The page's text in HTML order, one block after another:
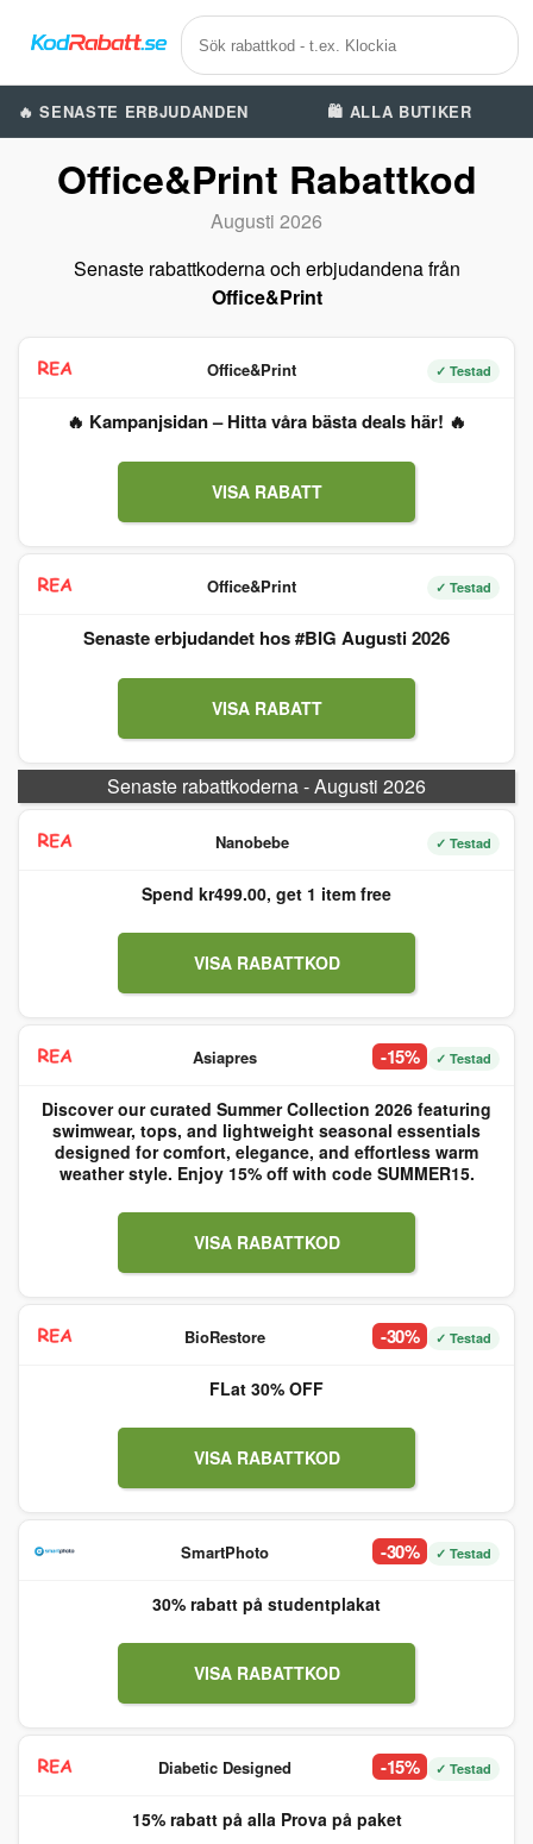
🔥 SENASTE ERBJUDANDEN 🛍️ ALLA BUTIKER
Office&Print Rabattkod
Augusti 2026
Senaste rabattkoderna och erbjudandena från
Office&Print
Office&Print ✓ Testad
🔥 Kampanjsidan – Hitta våra bästa deals här! 🔥
VISA RABATT
Office&Print ✓ Testad
Senaste erbjudandet hos #BIG Augusti 2026
VISA RABATT
Senaste rabattkoderna - Augusti 2026
Nanobebe ✓ Testad
Spend kr499.00, get 1 item free
VISA RABATTKOD
Asiapres -15% ✓ Testad
Discover our curated Summer Collection 2026 featuring
swimwear, tops, and lightweight seasonal essentials
designed for comfort, elegance, and effortless warm
weather style. Enjoy 15% off with code SUMMER15.
VISA RABATTKOD
BioRestore -30% ✓ Testad
FLat 30% OFF
VISA RABATTKOD
SmartPhoto -30% ✓ Testad
30% rabatt på studentplakat
VISA RABATTKOD
Diabetic Designed -15% ✓ Testad
15% rabatt på alla Prova på paket